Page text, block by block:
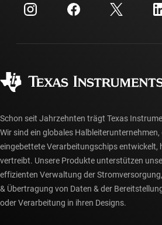
Investorenbeziehungen
Fertigung
Kundensupportzentrum
myTI-Konto FAQs
Häufig gestellte Fragen zu Bestellungen
Schon seit Jahrzehnten trägt Texas
Wir sind ein globales Halbleiterunternehmen,
eingebettete Verarbeitungschips entwickelt,
vertreibt. Unsere Produkte unterstützen
effizienten Verwaltung der
& Übertragung von Daten & der
oder Verarbeitung in ihren Designs.